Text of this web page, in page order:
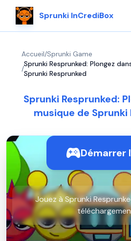
Sprunki InCrediBox
Accueil/Sprunki Game
/
Sprunki Resprunked: Plongez
Sprunki Resprunked
Sprunki Resprunked:
musique de Sprunki
Démarrer
Jouez à Sprunki